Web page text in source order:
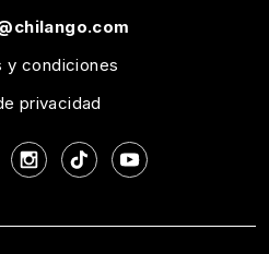
y condiciones
privacidad